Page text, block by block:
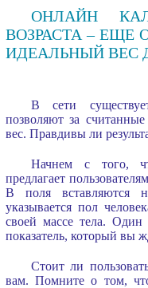
ОНЛАЙН
ВОЗРАСТА – ЕЩЕ
ИДЕАЛЬНЫЙ ВЕС
В сети
позволяют за
вес. Правдивы ли
Начнем с того,
предлагает
В поля вставляются
указывается пол
своей массе тела.
показатель, который вы
Стоит ли
вам. Помните о том,